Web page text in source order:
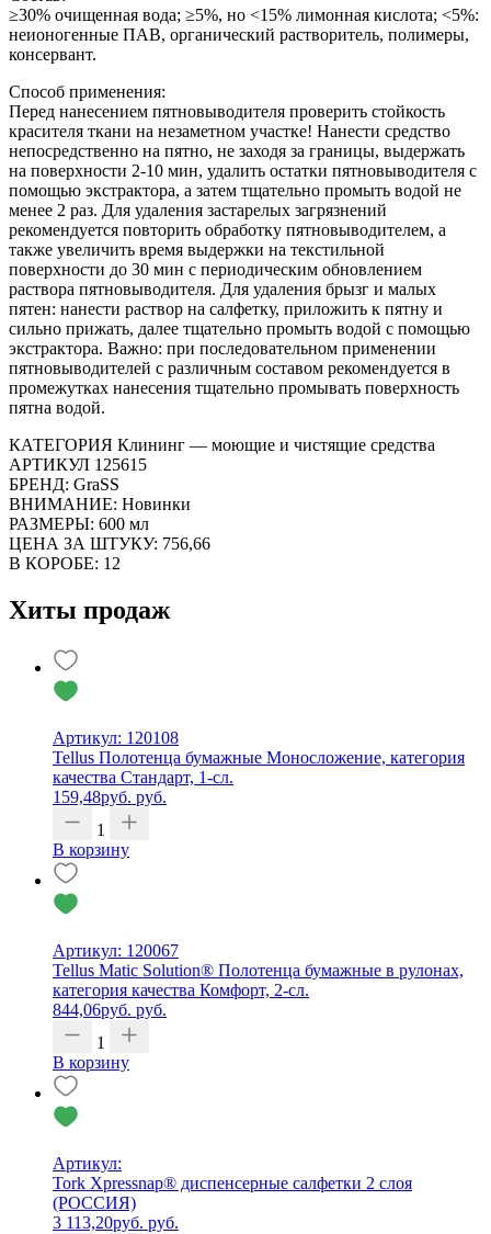
≥30% очищенная вода; ≥5%, но <15% лимонная кислота; <5%:
неионогенные ПАВ, органический растворитель, полимеры,
консервант.
Способ применения:
Перед нанесением пятновыводителя проверить стойкость
красителя ткани на незаметном участке! Нанести средство
непосредственно на пятно, не заходя за границы, выдержать
на поверхности 2-10 мин, удалить остатки пятновыводителя с
помощью экстрактора, а затем тщательно промыть водой не
менее 2 раз. Для удаления застарелых загрязнений
рекомендуется повторить обработку пятновыводителем, а
также увеличить время выдержки на текстильной
поверхности до 30 мин с периодическим обновлением
раствора пятновыводителя. Для удаления брызг и малых
пятен: нанести раствор на салфетку, приложить к пятну и
сильно прижать, далее тщательно промыть водой с помощью
экстрактора. Важно: при последовательном применении
пятновыводителей с различным составом рекомендуется в
промежутках нанесения тщательно промывать поверхность
пятна водой.
КАТЕГОРИЯ Клининг — моющие и чистящие средства
АРТИКУЛ 125615
БРЕНД: GraSS
ВНИМАНИЕ: Новинки
РАЗМЕРЫ: 600 мл
ЦЕНА ЗА ШТУКУ: 756,66
В КОРОБЕ: 12
Хиты продаж
Артикул: 120108
Tellus Полотенца бумажные Моносложение, категория
качества Стандарт, 1-сл.
159,48руб. руб.
1
В корзину
Артикул: 120067
Tellus Matic Solution® Полотенца бумажные в рулонах,
категория качества Комфорт, 2-сл.
844,06руб. руб.
1
В корзину
Артикул:
Tork Xpressnap® диспенсерные салфетки 2 слоя
(РОССИЯ)
3 113,20руб. руб.